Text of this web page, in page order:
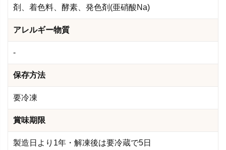
剤、着色料、酵素、発色剤(亜硝酸Na)
アレルギー物質
-
保存方法
要冷凍
賞味期限
製造日より1年・解凍後は要冷蔵で5日